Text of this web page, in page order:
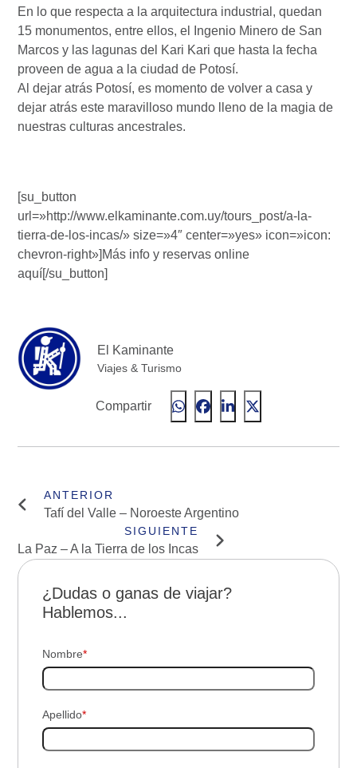
En lo que respecta a la arquitectura industrial, quedan
15 monumentos, entre ellos, el Ingenio Minero de San
Marcos y las lagunas del Kari Kari que hasta la fecha
proveen de agua a la ciudad de Potosí.
Al dejar atrás Potosí, es momento de volver a casa y
dejar atrás este maravilloso mundo lleno de la magia de
nuestras culturas ancestrales.
[su_button
url=»http://www.elkaminante.com.uy/tours_post/a-la-
tierra-de-los-incas/» size=»4″ center=»yes» icon=»icon:
chevron-right»]Más info y reservas online
aquí[/su_button]
El Kaminante
Viajes & Turismo
Compartir
Tafí del Valle – Noroeste Argentino
La Paz – A la Tierra de los Incas
¿Dudas o ganas de viajar?
Hablemos...
Nombre*
Apellido*